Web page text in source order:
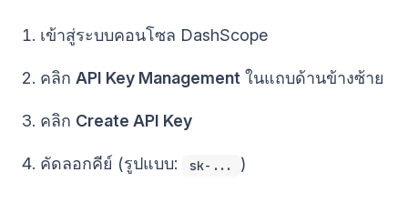
เข้าสู่ระบบคอนโซล DashScope
คลิก API Key Management ในแถบด้านข้างซ้าย
คลิก Create API Key
คัดลอกคีย์ (รูปแบบ: sk-... )